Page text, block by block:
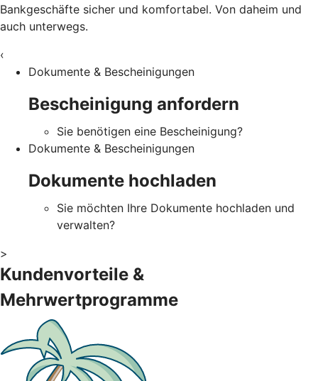
Bankgeschäfte sicher und komfortabel. Von daheim und
auch unterwegs.
‹
Dokumente & Bescheinigungen
Bescheinigung anfordern
Sie benötigen eine Bescheinigung?
Dokumente & Bescheinigungen
Dokumente hochladen
Sie möchten Ihre Dokumente hochladen und
verwalten?
>
Kundenvorteile &
Mehrwertprogramme